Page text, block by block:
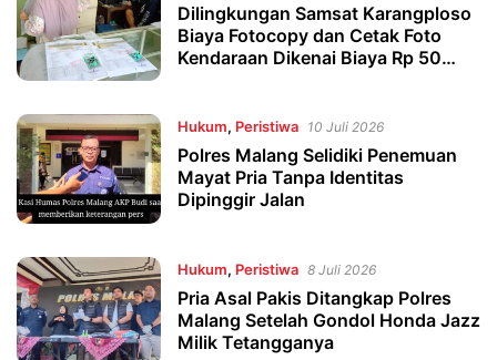
Dilingkungan Samsat Karangploso
Biaya Fotocopy dan Cetak Foto
Kendaraan Dikenai Biaya Rp 50
Hukum, Peristiwa 10 Juli 2026
Polres Malang Selidiki Penemuan
Mayat Pria Tanpa Identitas
Dipinggir Jalan
Hukum, Peristiwa 8 Juli 2026
Pria Asal Pakis Ditangkap Polres
Malang Setelah Gondol Honda Jazz
Milik Tetangganya